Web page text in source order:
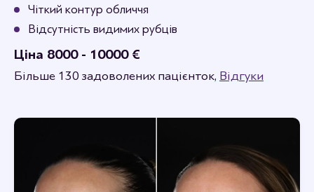
Чіткий контур обличчя
Відсутність видимих рубців
Ціна 8000 - 10000 €
Більше 130 задоволених пацієнток, Відгуки